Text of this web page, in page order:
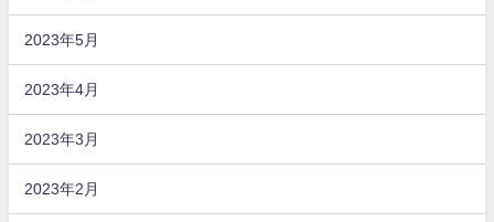
2023年5月
2023年4月
2023年3月
2023年2月